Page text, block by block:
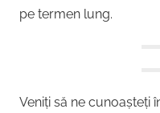
pe termen lung.
Veniți să ne cunoașteți